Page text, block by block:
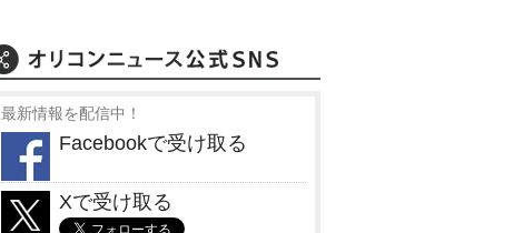
最新情報を配信中！
Facebookで受け取る
Xで受け取る